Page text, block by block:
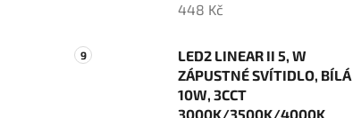
448 Kč
LED2 LINEAR II 5, W
ZÁPUSTNÉ SVÍTIDLO, BÍLÁ
10W, 3CCT
3000K/3500K/4000K